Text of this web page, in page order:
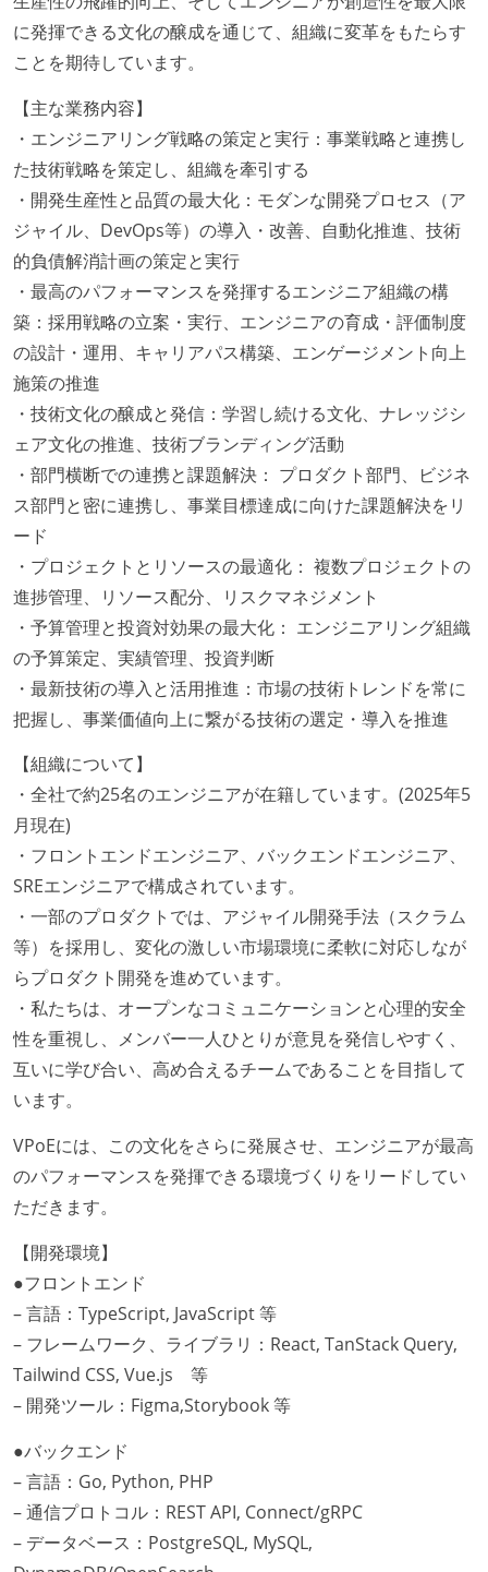
に発揮できる文化の醸成を通じて、組織に変革をもたらす
ことを期待しています。
【主な業務内容】
・エンジニアリング戦略の策定と実行：事業戦略と連携し
た技術戦略を策定し、組織を牽引する
・開発生産性と品質の最大化：モダンな開発プロセス（ア
ジャイル、DevOps等）の導入・改善、自動化推進、技術
的負債解消計画の策定と実行
・最高のパフォーマンスを発揮するエンジニア組織の構
築：採用戦略の立案・実行、エンジニアの育成・評価制度
の設計・運用、キャリアパス構築、エンゲージメント向上
施策の推進
・技術文化の醸成と発信：学習し続ける文化、ナレッジシ
ェア文化の推進、技術ブランディング活動
・部門横断での連携と課題解決： プロダクト部門、ビジネ
ス部門と密に連携し、事業目標達成に向けた課題解決をリ
ード
・プロジェクトとリソースの最適化： 複数プロジェクトの
進捗管理、リソース配分、リスクマネジメント
・予算管理と投資対効果の最大化： エンジニアリング組織
の予算策定、実績管理、投資判断
・最新技術の導入と活用推進：市場の技術トレンドを常に
把握し、事業価値向上に繋がる技術の選定・導入を推進
【組織について】
・全社で約25名のエンジニアが在籍しています。(2025年5
月現在)
・フロントエンドエンジニア、バックエンドエンジニア、
SREエンジニアで構成されています。
・一部のプロダクトでは、アジャイル開発手法（スクラム
等）を採用し、変化の激しい市場環境に柔軟に対応しなが
らプロダクト開発を進めています。
・私たちは、オープンなコミュニケーションと心理的安全
性を重視し、メンバー一人ひとりが意見を発信しやすく、
互いに学び合い、高め合えるチームであることを目指して
います。
VPoEには、この文化をさらに発展させ、エンジニアが最高
のパフォーマンスを発揮できる環境づくりをリードしてい
ただきます。
【開発環境】
●フロントエンド
– 言語：TypeScript, JavaScript 等
– フレームワーク、ライブラリ：React, TanStack Query,
Tailwind CSS, Vue.js 等
– 開発ツール：Figma,Storybook 等
●バックエンド
– 言語：Go, Python, PHP
– 通信プロトコル：REST API, Connect/gRPC
– データベース：PostgreSQL, MySQL,